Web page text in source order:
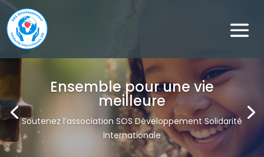
Ensemble pour une vie
meilleure
Soutenez l’association SOS Développement Solidarité
Internationale
Rejoignez le combat de SOS Développement Solidarité
Internationale